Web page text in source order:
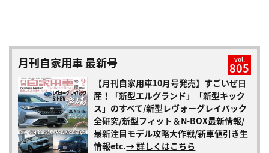
月刊自家用車 最新号 vol.
805
【月刊自家用車10月号発売】すごいぜ日
産！「新型エルグランド」「新型キック
ス」のすべて/新型レヴォーグレイバック
全研究/新型フィット＆N-BOX最新情報/
最新注目モデル攻略大作戦/新車値引き生
情報etc.→ 詳しくはこちら